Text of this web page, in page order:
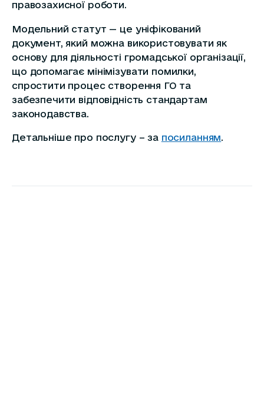
правозахисної роботи.
Модельний статут — це уніфікований
документ, який можна використовувати як
основу для діяльності громадської організації,
що допомагає мінімізувати помилки,
спростити процес створення ГО та
забезпечити відповідність стандартам
законодавства.
Детальніше про послугу – за посиланням.